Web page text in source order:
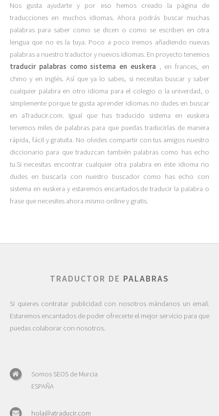
Nos gusta ayudarte y por eso hemos creado la página de
traducciones en muchos idiomas. Ahora podrás buscar muchas
palabras para saber como se dicen o como se escriben en otra
lengua que no es la tuya. Poco a poco iremos añadiendo nuevas
palabras a nuestro traductor y nuevos idiomas. En proyecto tenemos
traducir palabras como sistema en euskera
, en frances, en
chino y en inglés. Así que ya lo sabes, si necesitas buscar y saber
cualquier palabra en otro idioma para el colegio o la univerdad, o
simplemente porque te gusta aprender idiomas no dudes en buscar
en aTraducir.com. Igual que has traducido sistema en euskera
tenemos miles de palabras para que puedas traducirlas de manera
rápida, fácil y gratuita. No olvides compartir con tus amigos nuestro
diccionario para que traduzcan también palabras como has echo
tu.Si necesitas encontrar cualquier otra palabra en éste idioma no
dudes en buscarla con nuestro buscador como has echo con
sistema en euskera y estaremos encantados de traducir la palabra o
frase que necesites ahora mismo online y gratis.
TRADUCTOR DE PALABRAS
Si quieres contratar publicidad con nosotros mándanos un email.
Estaremos encantados de poder ofrecerte el mejor servicio para que
puedas colaborar con nosotros.
Somos SEOS de Murcia
ESPAÑA
hola@atraducir.com